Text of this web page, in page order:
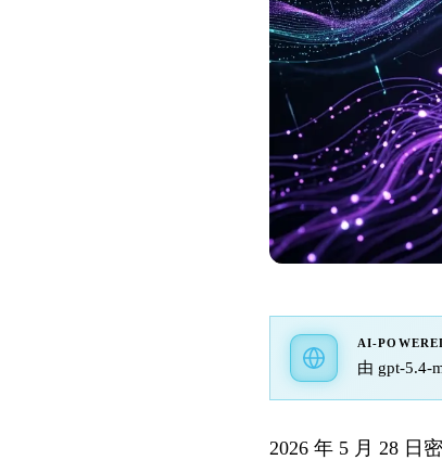
AI-
由 gpt-5.4-
2026 年 5 月 28 日